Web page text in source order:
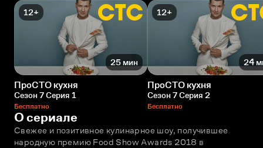
12+
25 мин
ПроСТО кухня
Сезон 7 Серия 1
Бесплатно
12+
24
ПроСТО кухня
Сезон 7 Серия 2
Бесплатно
О сериале
Свежее и позитивное кулинарное шоу, получившее
народную премию Food Show Awards 2018 в